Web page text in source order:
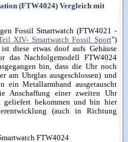
(FTW4024) Vergleich mit
Fossil Smartwatch (FTW4021 -
XIV- Smartwatch Fossil Sport")
diese etwas doof aufs Gehäuse
das Nachfolgemodell FTW4024
bin, dass die Uhr noch
am Uhrglas ausgeschlossen) und
ein Metallarmband ausgetauscht
Anschaffung einer zweiten Uhr
geliefert bekommen und bin hier
(auch in Richtung